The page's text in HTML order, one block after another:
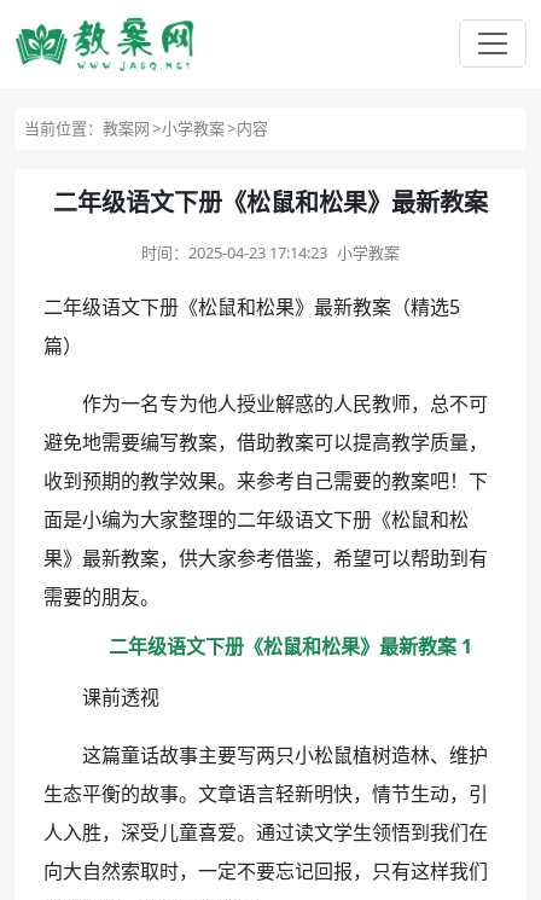
当前位置： 教案网 小学教案 内容
二年级语文下册《松鼠和松果》最新教案
时间： 2025-04-23 17:14:23 小学教案
二年级语文下册《松鼠和松果》最新教案（精选5
篇）
作为一名专为他人授业解惑的人民教师，总不可
避免地需要编写教案，借助教案可以提高教学质量，
收到预期的教学效果。来参考自己需要的教案吧！下
面是小编为大家整理的二年级语文下册《松鼠和松
果》最新教案，供大家参考借鉴，希望可以帮助到有
需要的朋友。
二年级语文下册《松鼠和松果》最新教案 1
课前透视
这篇童话故事主要写两只小松鼠植树造林、维护
生态平衡的故事。文章语言轻新明快，情节生动，引
人入胜，深受儿童喜爱。通过读文学生领悟到我们在
向大自然索取时，一定不要忘记回报，只有这样我们